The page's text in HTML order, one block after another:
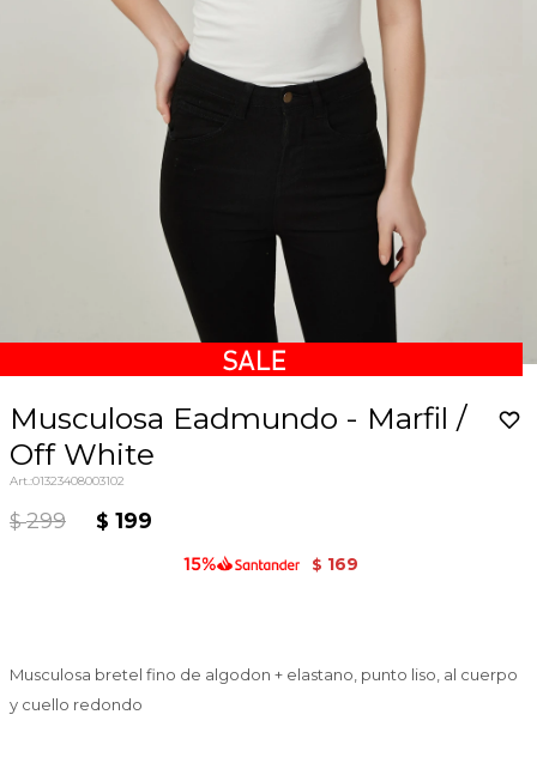
Musculosa Eadmundo - Marfil /
Off White
01323408003102
$ 299 $ 199
$ 169
Musculosa bretel fino de algodon + elastano, punto liso, al cuerpo
y cuello redondo